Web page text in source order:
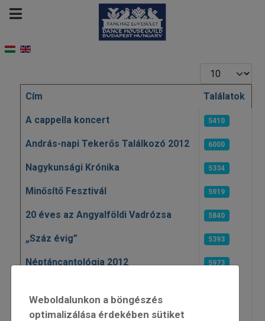
Tételek #
Cikkek
Cím Találatok
A cappella koncert 5410
András-napi Tekerős Találkozó 2012 6000
Nagykunsági Krónika 5334
Minősítő Fesztivál 5919
20 éves az Angyalföldi Vadrózsa 5840
„Száz évig” 5393
Néptáncantológia 2012 5973
folkMAGazin 2012/4
Weboldalunkon a böngészés
optimalizálása érdekében sütiket